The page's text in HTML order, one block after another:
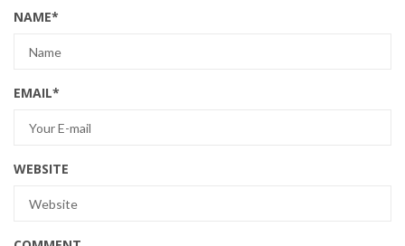
NAME*
EMAIL*
WEBSITE